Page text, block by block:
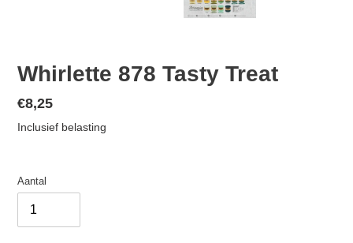
Whirlette 878 Tasty Treat
Normale
prijs
€8,25
Inclusief belasting
Aantal